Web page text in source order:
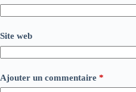
Site web
Ajouter un commentaire *